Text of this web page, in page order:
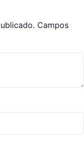
Campos